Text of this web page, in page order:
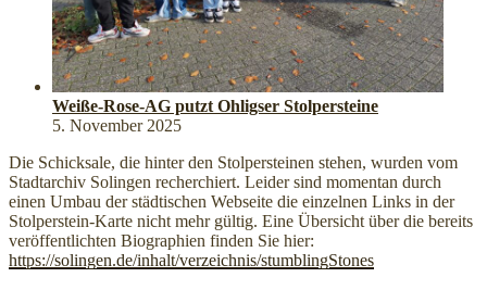
Weiße-Rose-AG putzt Ohligser Stolpersteine
5. November 2025
Die Schicksale, die hinter den Stolpersteinen stehen, wurden vom
Stadtarchiv Solingen recherchiert. Leider sind momentan durch
einen Umbau der städtischen Webseite die einzelnen Links in der
Stolperstein-Karte nicht mehr gültig. Eine Übersicht über die bereits
veröffentlichten Biographien finden Sie hier:
https://solingen.de/inhalt/verzeichnis/stumblingStones